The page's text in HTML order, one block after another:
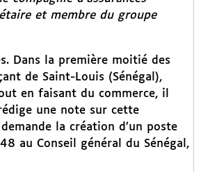
et membre du groupe
Dans la première moitié des
de Saint-Louis (Sénégal),
en faisant du commerce, il
une note sur cette
la création d’un poste
au Conseil général du Sénégal,